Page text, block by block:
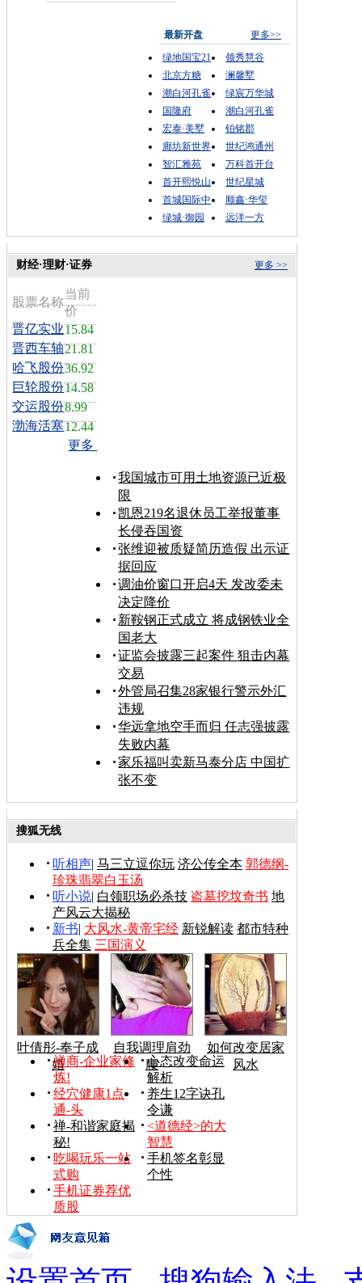
最新开盘
更多>>
绿地国宝21
领秀慧谷
北京方糖
澜馨墅
潮白河孔雀
绿宸万华城
国隆府
潮白河孔雀
宏泰·美墅
铂铭郡
廊坊新世界
世纪鸿通州
智汇雅苑
万科首开台
首开熙悦山
世纪星城
首城国际中
顺鑫·华玺
绿城·御园
远洋一方
更多 >>
财经·理财·证券
股票名称
当前
价
晋亿实业15.84
晋西车轴21.81
哈飞股份36.92
巨轮股份14.58
交运股份8.99
渤海活塞12.44
更多
我国城市可用土地资源已近极
限
凯恩219名退休员工举报董事
长侵吞国资
张维迎被质疑简历造假 出示证
据回应
调油价窗口开启4天 发改委未
决定降价
新鞍钢正式成立 将成钢铁业全
国老大
证监会披露三起案件 狙击内幕
交易
外管局召集28家银行警示外汇
违规
华远拿地空手而归 任志强披露
失败内幕
家乐福叫卖新马泰分店 中国扩
张不变
搜狐无线
听相声| 马三立逗你玩 济公传全本 郭德纲-
珍珠翡翠白玉汤
听小说| 白领职场必杀技 盗墓挖坟奇书 地
产风云大揭秘
新书| 大风水-黄帝宅经 新锐解读 都市特种
兵全集 三国演义
叶倩彤-奉子成
婚
自我调理肩劲
腰
如何改变居家
风水
禅商-企业家修
炼!
心态改变命运
解析
经穴健康1点
通-头
养生12字诀孔
令谦
禅-和谐家庭揭
秘!
<道德经>的大
智慧
吃喝玩乐一站
式购
手机签名彰显
个性
手机证券荐优
质股